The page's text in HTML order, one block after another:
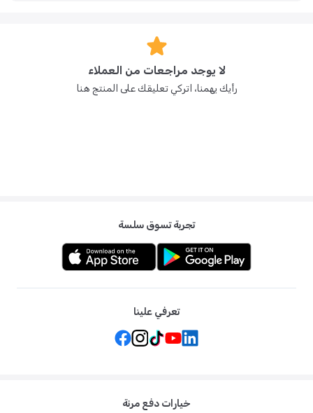
لا يوجد مراجعات من العملاء
رأيك يهمنا، اتركي تعليقك على المنتج هنا
تجربة تسوق سلسة
تعرفي علينا
خيارات دفع مرنة